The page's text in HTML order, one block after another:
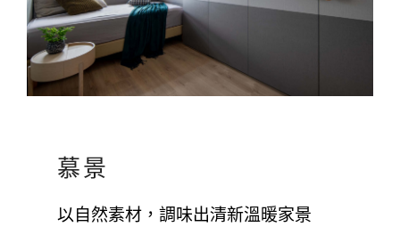
慕景
以自然素材，調味出清新溫暖家景